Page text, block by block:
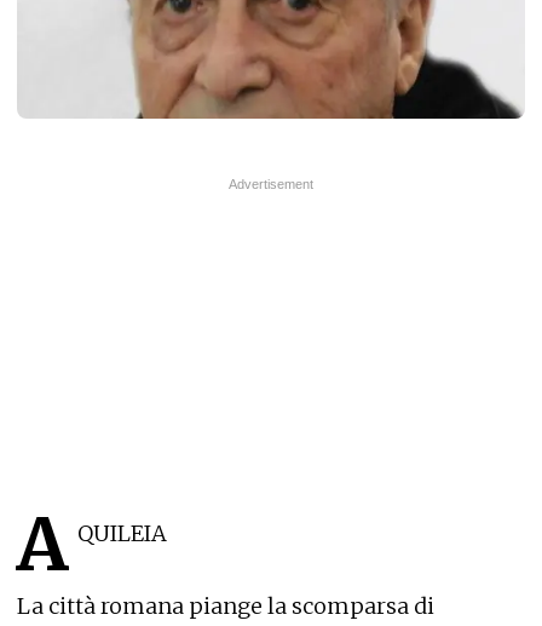
A QUILEIA
La città romana piange la scomparsa di